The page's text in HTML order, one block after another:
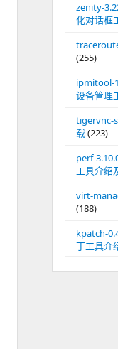
zenity-
化对话框
(255)
ipmitool-
设备管理
tigervnc-
载(223)
perf-
工具介绍
virt-
(188)
kpatch-
丁工具介